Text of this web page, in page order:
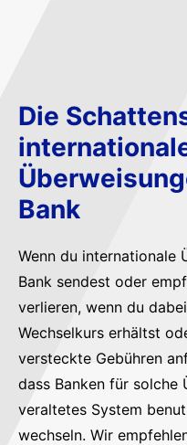
Die
Bank
Wenn du internationale
Bank sendest oder
verlieren, wenn du
Wechselkurs erhältst
versteckte Gebühren
dass Banken für solche
veraltetes System
wechseln. Wir